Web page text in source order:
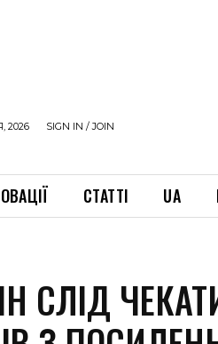
2026 SIGN IN / JOIN
СТАТТІ UA
СЛІД